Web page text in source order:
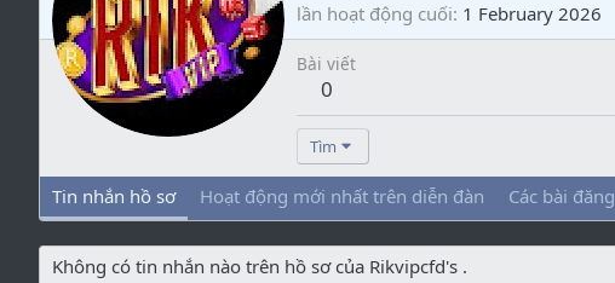
lần hoạt động cuối 1 February 2026
Bài viết
0
Tìm
Tin nhắn hồ sơ Hoạt động mới nhất trên diễn đàn Các bài đăng
Không có tin nhắn nào trên hồ sơ của Rikvipcfd's .